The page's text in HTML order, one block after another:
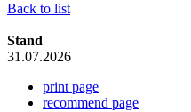
Back to list
Stand
31.07.2026
print page
recommend page